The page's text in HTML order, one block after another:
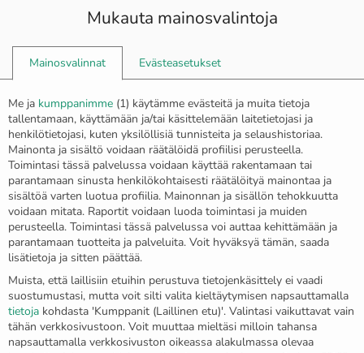
Etusivu
Rannekorut
Tyylikäs nahka- ja teräsranneke ”Quebec”
Mukauta mainosvalintoja
Mainosvalinnat Evästeasetukset
Me ja kumppanimme (1) käytämme evästeitä ja muita tietoja
tallentamaan, käyttämään ja/tai käsittelemään laitetietojasi ja
henkilötietojasi, kuten yksilöllisiä tunnisteita ja selaushistoriaa.
Mainonta ja sisältö voidaan räätälöidä profiilisi perusteella.
Toimintasi tässä palvelussa voidaan käyttää rakentamaan tai
parantamaan sinusta henkilökohtaisesti räätälöityä mainontaa ja
sisältöä varten luotua profiilia. Mainonnan ja sisällön tehokkuutta
voidaan mitata. Raportit voidaan luoda toimintasi ja muiden
perusteella. Toimintasi tässä palvelussa voi auttaa kehittämään ja
parantamaan tuotteita ja palveluita. Voit hyväksyä tämän, saada
lisätietoja ja sitten päättää.
Muista, että laillisiin etuihin perustuva tietojenkäsittely ei vaadi
suostumustasi, mutta voit silti valita kieltäytymisen napsauttamalla
tietoja kohdasta 'Kumppanit (Laillinen etu)'. Valintasi vaikuttavat vain
tähän verkkosivustoon. Voit muuttaa mieltäsi milloin tahansa
napsauttamalla verkkosivuston oikeassa alakulmassa olevaa